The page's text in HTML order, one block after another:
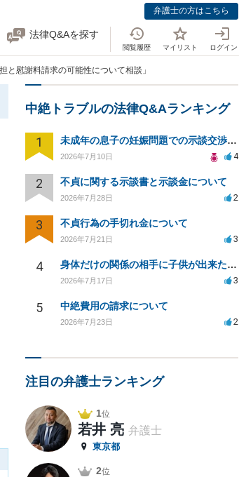
弁護士の方はこちら
法律Q&Aを探す
閲覧履歴 マイリスト ログイン
と慰謝料請求の可能性について相談」
中絶トラブルの法律Q&Aランキング
1 未成年の息子の妊娠問題での示談交渉と法的対応について相談
2026年7月10日 4
2 不貞に関する示談書と示談金について
2026年7月28日 2
3 不貞行為の手切れ金について
2026年7月21日 3
4 身体だけの関係の相手に子供が出来たと言われ認知、養育費を要求されているが自身の子供か分からない
2026年7月17日 3
5 中絶費用の請求について
2026年7月23日 2
注目の弁護士ランキング
1位
若井 亮 弁護士
東京都
2位